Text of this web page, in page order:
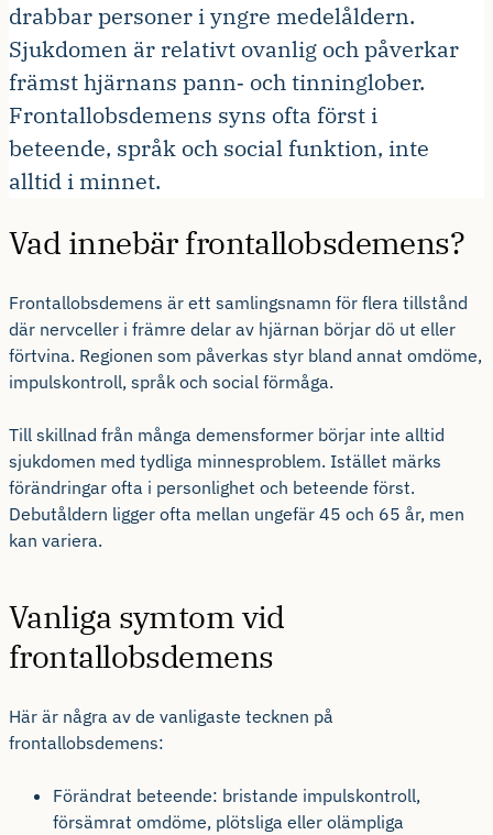
drabbar personer i yngre medelåldern.
Sjukdomen är relativt ovanlig och påverkar
främst hjärnans pann‑ och tinninglober.
Frontallobsdemens syns ofta först i
beteende, språk och social funktion, inte
alltid i minnet.
Vad innebär frontallobsdemens?
Frontallobsdemens är ett samlingsnamn för flera tillstånd
där nervceller i främre delar av hjärnan börjar dö ut eller
förtvina. Regionen som påverkas styr bland annat omdöme,
impulskontroll, språk och social förmåga.
Till skillnad från många demensformer börjar inte alltid
sjukdomen med tydliga minnesproblem. Istället märks
förändringar ofta i personlighet och beteende först.
Debutåldern ligger ofta mellan ungefär 45 och 65 år, men
kan variera.
Vanliga symtom vid
frontallobsdemens
Här är några av de vanligaste tecknen på
frontallobsdemens:
Förändrat beteende: bristande impulskontroll,
försämrat omdöme, plötsliga eller olämpliga